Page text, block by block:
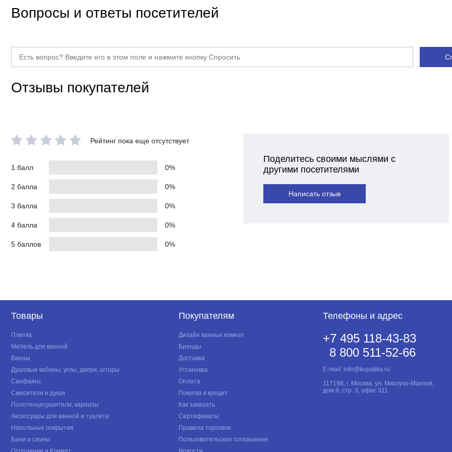
Вопросы и ответы посетителей
Отзывы покупателей
Рейтинг пока еще отсутствует
1 балл 0%
2 балла 0%
3 балла 0%
4 балла 0%
5 баллов 0%
Поделитесь своими мыслями с
другими посетителями
Написать отзыв
Товары
Плитка
Мебель для ванной
Ванны
Душевые кабины, углы, двери, шторы
Санфаянс
Смесители и души
Полотенцесушители, карнизы
Аксессуары для ванной и туалета
Напольные покрытия
Бани и сауны
Покупателям
Дизайн ванных комнат
Бренды
Доставка
Установка
Оплата
Покупка в кредит
Как заказать
Сертификаты
Правила торговли
Пользовательское соглашение
Телефоны и адрес
+7 495 118-43-83
8 800 511-52-66
E-mail: info@kupatika.ru
117198, г. Москва, ул. Миклухо-Маклая,
дом 8, стр. 3, офис 311